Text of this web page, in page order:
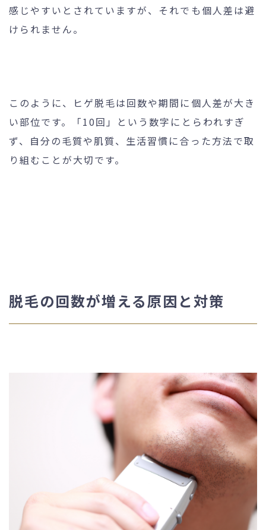
感じやすいとされていますが、それでも個人差は避
けられません。
このように、ヒゲ脱毛は回数や期間に個人差が大き
い部位です。「10回」という数字にとらわれすぎ
ず、自分の毛質や肌質、生活習慣に合った方法で取
り組むことが大切です。
脱毛の回数が増える原因と対策